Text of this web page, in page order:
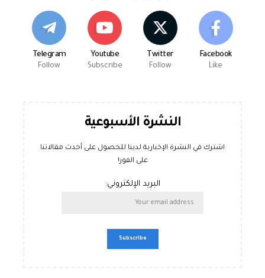
Facebook
Like
Twitter
Follow
Youtube
Subscribe
Telegram
Follow
النشرة الأسبوعية
اشترك في النشرة الإخبارية لدينا للحصول على أحدث مقالاتنا
على الفور!
البريد الإلكتروني: